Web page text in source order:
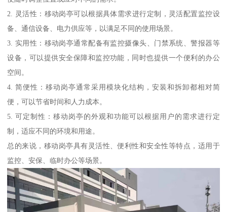
2. 灵活性：移动岗亭可以根据具体需求进行定制，灵活配置监控设
备、通信设备、电力供应等，以满足不同的使用场景。
3. 实用性：移动岗亭通常配备有监控摄像头、门禁系统、警报器等
设备，可以提供安全保障和监控功能，同时也提供一个便利的办公
空间。
4. 简便性：移动岗亭通常采用模块化结构，安装和拆卸都相对简
便，可以节省时间和人力成本。
5. 可定制性：移动岗亭的外观和功能可以根据用户的需求进行定
制，适应不同的环境和用途。
总的来说，移动岗亭具有灵活性、便利性和安全性等特点，适用于
监控、安保、临时办公等场景。